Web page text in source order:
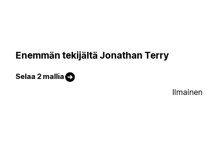
Enemmän tekijältä Jonathan Terry
Selaa 2 mallia
Ilmainen